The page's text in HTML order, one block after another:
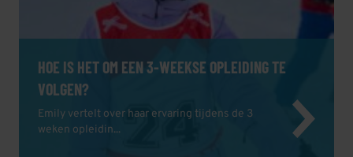
HOE IS HET OM EEN 3-WEEKSE OPLEIDING TE
VOLGEN?
Emily vertelt over haar ervaring tijdens de 3
weken opleidin...